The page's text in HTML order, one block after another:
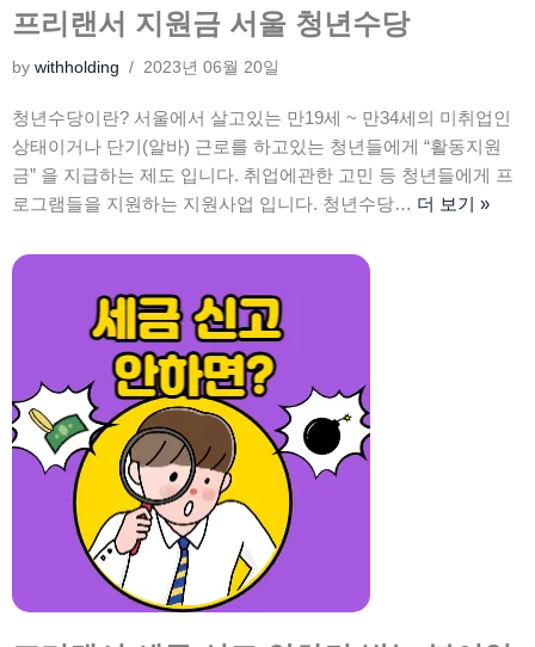
프리랜서 지원금 서울 청년수당
by withholding 2023년 06월 20일
청년수당이란? 서울에서 살고있는 만19세 ~ 만34세의 미취업인
상태이거나 단기(알바) 근로를 하고있는 청년들에게 “활동지원
금” 을 지급하는 제도 입니다. 취업에관한 고민 등 청년들에게 프
로그램들을 지원하는 지원사업 입니다. 청년수당… 더 보기 »